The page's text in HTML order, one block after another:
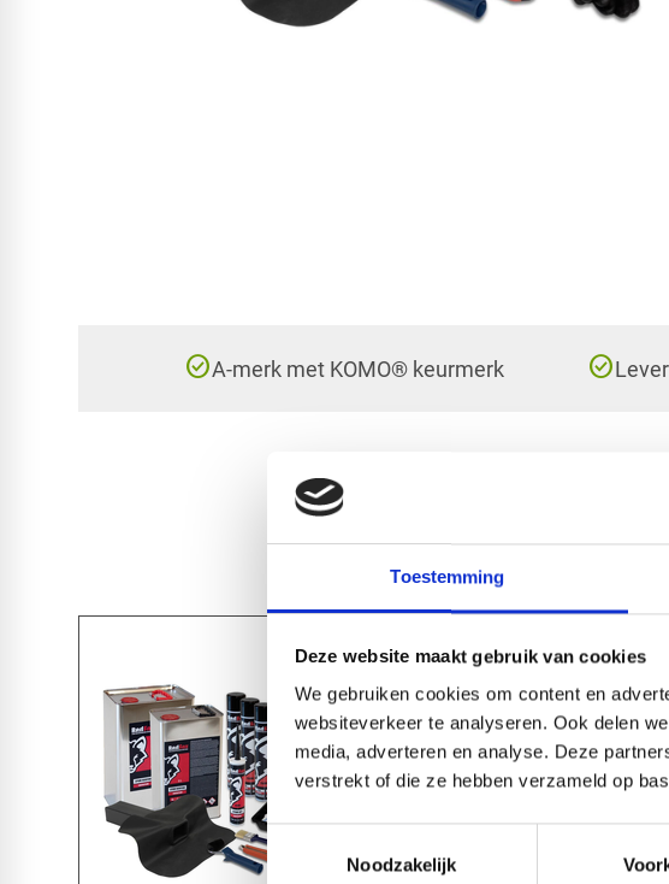
Toestemming
Deze website maakt gebruik van cookies
We gebruiken cookies om content en
websiteverkeer te analyseren. Ook delen
media, adverteren en analyse. Deze
verstrekt of die ze hebben verzameld op
Toestemmingsselectie
Noodzakelijk
check_circleA-merk met KOMO® keurmerk check_circle